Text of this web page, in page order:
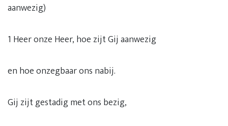
aanwezig)
1 Heer onze Heer, hoe zijt Gij aanwezig
en hoe onzegbaar ons nabij.
Gij zijt gestadig met ons bezig,